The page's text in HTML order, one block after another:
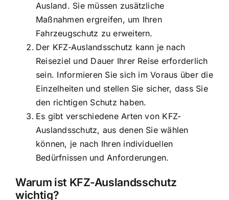
Ausland. Sie müssen zusätzliche
Maßnahmen ergreifen, um Ihren
Fahrzeugschutz zu erweitern.
Der KFZ-Auslandsschutz kann je nach
Reiseziel und Dauer Ihrer Reise erforderlich
sein. Informieren Sie sich im Voraus über die
Einzelheiten und stellen Sie sicher, dass Sie
den richtigen Schutz haben.
Es gibt verschiedene Arten von KFZ-
Auslandsschutz, aus denen Sie wählen
können, je nach Ihren individuellen
Bedürfnissen und Anforderungen.
Warum ist KFZ-Auslandsschutz
wichtig?